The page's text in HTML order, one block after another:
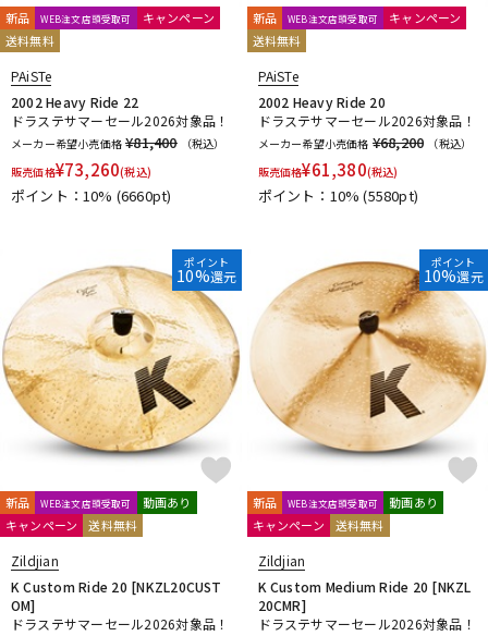
新品 WEB注文店頭受取可
キャンペーン
送料無料
PAiSTe
2002 Heavy Ride 22
ドラステサマーセール2026対象品！
メーカー希望小売価格 ¥81,400
（税込）
販売価格¥73,260(税込)
ポイント：10% (6660pt)
新品 WEB注文店頭受取可
キャンペーン
送料無料
PAiSTe
2002 Heavy Ride 20
ドラステサマーセール2026対象品！
メーカー希望小売価格 ¥68,200
（税込）
販売価格¥61,380(税込)
ポイント：10%(5580pt)
ポイント
10%還元
新品 WEB注文店頭受取可
動画あり
キャンペーン
送料無料
Zildjian
K Custom Ride 20 [NKZL20CUST
OM]
ドラステサマーセール2026対象品！
ポイント
10%還元
新品 WEB注文店頭受取可
動画あり
キャンペーン
送料無料
Zildjian
K Custom Medium Ride 20 [NKZL
20CMR]
ドラステサマーセール2026対象品！